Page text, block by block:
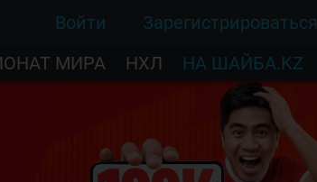
Войти
Зарегистрироваться
МИРА НХЛ НА ШАЙБА.KZ